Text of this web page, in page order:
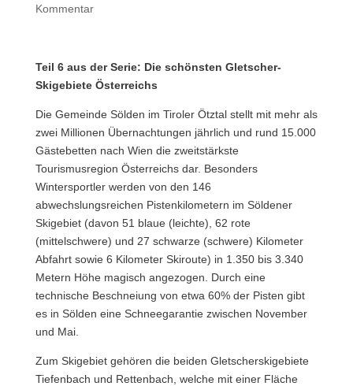
Kommentar
Teil 6 aus der Serie: Die schönsten Gletscher-
Skigebiete Österreichs
Die Gemeinde Sölden im Tiroler Ötztal stellt mit mehr als
zwei Millionen Übernachtungen jährlich und rund 15.000
Gästebetten nach Wien die zweitstärkste
Tourismusregion Österreichs dar. Besonders
Wintersportler werden von den 146
abwechslungsreichen Pistenkilometern im Söldener
Skigebiet (davon 51 blaue (leichte), 62 rote
(mittelschwere) und 27 schwarze (schwere) Kilometer
Abfahrt sowie 6 Kilometer Skiroute) in 1.350 bis 3.340
Metern Höhe magisch angezogen. Durch eine
technische Beschneiung von etwa 60% der Pisten gibt
es in Sölden eine Schneegarantie zwischen November
und Mai.
Zum Skigebiet gehören die beiden Gletscherskigebiete
Tiefenbach und Rettenbach, welche mit einer Fläche